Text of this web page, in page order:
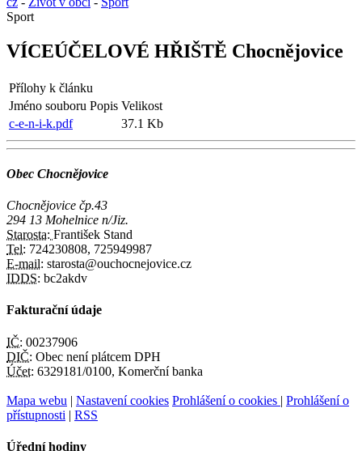
Sport
VÍCEÚČELOVÉ HŘIŠTĚ Chocnějovice
Přílohy k článku
Jméno souboru Popis Velikost
c-e-n-i-k.pdf
37.1 Kb
Obec Chocnějovice
Chocnějovice čp.43
294 13 Mohelnice n/Jiz.
Starosta: František Stand
Tel: 724230808, 725949987
E-mail: starosta@ouchocnejovice.cz
IDDS: bc2akdv
Fakturační údaje
IČ: 00237906
DIČ: Obec není plátcem DPH
Účet: 6329181/0100, Komerční banka
Mapa webu | Nastavení cookies Prohlášení o cookies | Prohlášení o
přístupnosti | RSS
Úřední hodiny